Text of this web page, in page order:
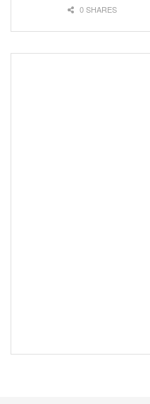
0 SHARES